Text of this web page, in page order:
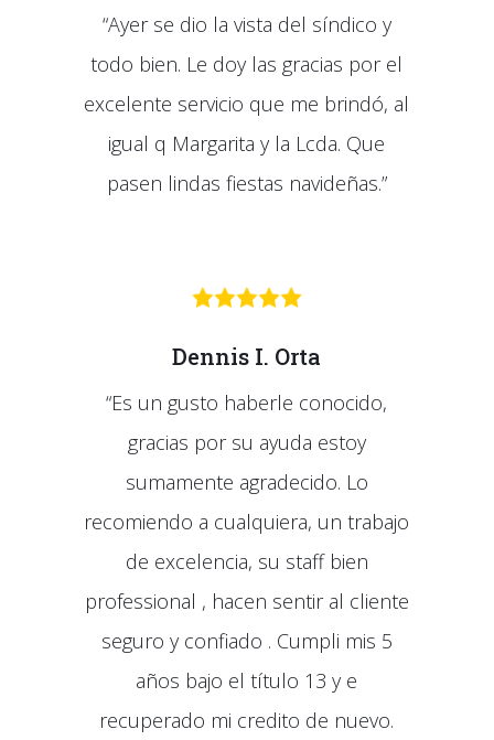
“Ayer se dio la vista del síndico y
todo bien. Le doy las gracias por el
excelente servicio que me brindó, al
igual q Margarita y la Lcda. Que
pasen lindas fiestas navideñas.”
Dennis I. Orta
“Es un gusto haberle conocido,
gracias por su ayuda estoy
sumamente agradecido. Lo
recomiendo a cualquiera, un trabajo
de excelencia, su staff bien
professional , hacen sentir al cliente
seguro y confiado . Cumpli mis 5
años bajo el título 13 y e
recuperado mi credito de nuevo.